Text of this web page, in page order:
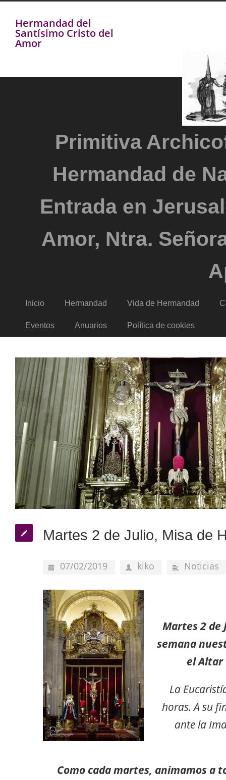
Hermandad del
Santísimo Cristo del
Amor
Primitiva
Hermandad de
Entrada en
Amor, Ntra.
Inicio Hermandad Vida de Hermandad
Eventos Anuarios Política de cookies
Martes 2 de Julio, Misa de
07/02/2019 kiko Noticias
Martes2 de
semana
el
La
horas. A su
ante la
Como cada martes, animamos a